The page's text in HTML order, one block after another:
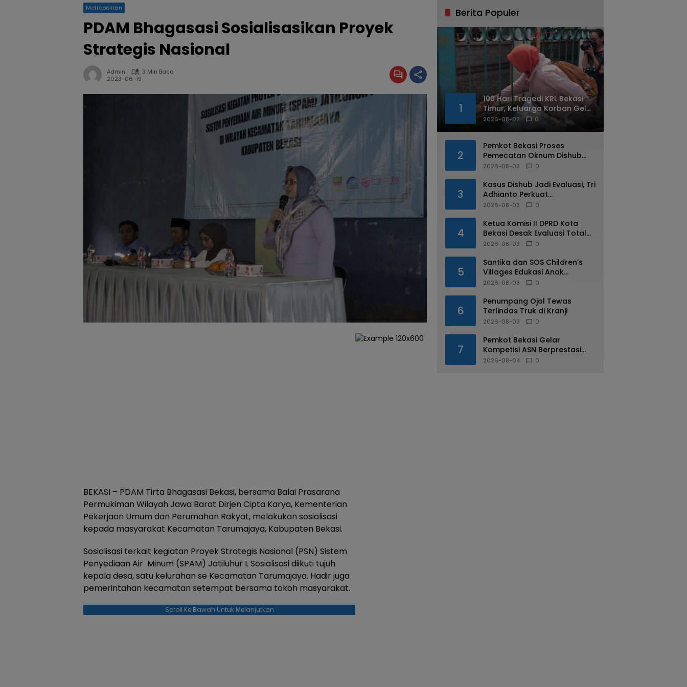
Metropolitan
PDAM Bhagasasi Sosialisasikan Proyek
Strategis Nasional
Admin
3 Min Baca
2023-06-19
BEKASI – PDAM Tirta Bhagasasi Bekasi, bersama Balai Prasarana
Permukiman Wilayah Jawa Barat Dirjen Cipta Karya, Kementerian
Pekerjaan Umum dan Perumahan Rakyat, melakukan sosialisasi
kepada masyarakat Kecamatan Tarumajaya, Kabupaten Bekasi.
Sosialisasi terkait kegiatan Proyek Strategis Nasional (PSN) Sistem
Penyediaan Air Minum (SPAM) Jatiluhur I. Sosialisasi diikuti tujuh
kepala desa, satu kelurahan se Kecamatan Tarumajaya. Hadir juga
pemerintahan kecamatan setempat bersama tokoh masyarakat.
Scroll Ke Bawah Untuk Melanjutkan
Berita Populer
1
100 Hari Tragedi KRL Bekasi
Timur, Keluarga Korban Gelar
Doa Bersama dan Tabur
2026-08-07 0
2
Pemkot Bekasi Proses
Pemecatan Oknum Dishub
Yang Diduga Lakukan Pungli
2026-08-03 0
3
Kasus Dishub Jadi Evaluasi, Tri
Adhianto Perkuat
Pengawasan Aparatur
2026-08-03 0
4
Ketua Komisi II DPRD Kota
Bekasi Desak Evaluasi Total
Usai Dugaan Pungli Oknum
2026-08-03 0
5
Santika dan SOS Children’s
Villages Edukasi Anak
Mengenal Industri Perhotelan
2026-08-03 0
6
Penumpang Ojol Tewas
Terlindas Truk di Kranji
2026-08-03 0
7
Pemkot Bekasi Gelar
Kompetisi ASN Berprestasi
pada HUT RI ke-81
2026-08-04 0